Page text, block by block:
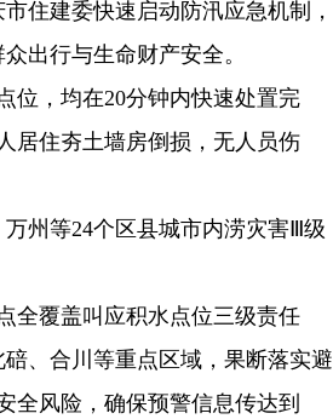
住建委快速启动防汛应急机制，
出行与生命财产安全。
位，均在20分钟内快速处置完
居住夯土墙房倒损，无人员伤
州等24个区县城市内涝灾害Ⅲ级
全覆盖叫应积水点位三级责任
、合川等重点区域，果断落实避
全风险，确保预警信息传达到